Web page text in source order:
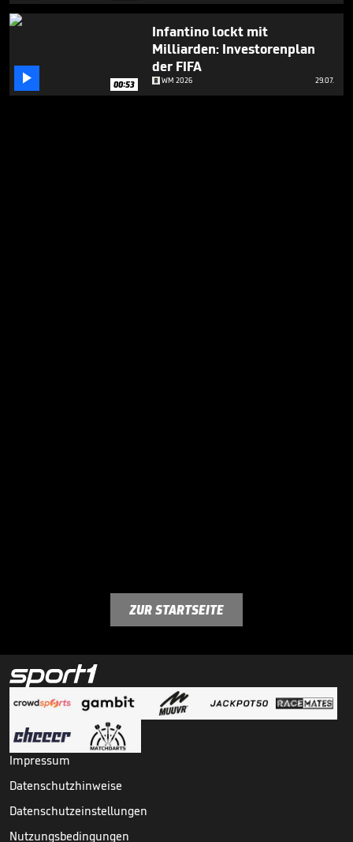
 00:53
Infantino lockt mit
Milliarden: Investorenplan
der FIFA
WM 2026 29.07.
ZUR STARTSEITE
Impressum
Datenschutzhinweise
Datenschutzeinstellungen
Nutzungsbedingungen